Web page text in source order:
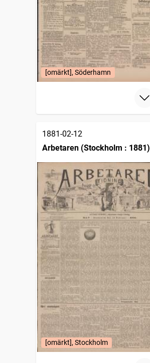
[omärkt], Söderhamn
1881-02-12
Arbetaren (Stockholm : 1881)
[omärkt], Stockholm